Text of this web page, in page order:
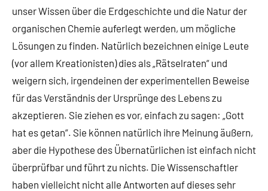
unser Wissen über die Erdgeschichte und die Natur der
organischen Chemie auferlegt werden, um mögliche
Lösungen zu finden. Natürlich bezeichnen einige Leute
(vor allem Kreationisten) dies als „Rätselraten“ und
weigern sich, irgendeinen der experimentellen Beweise
für das Verständnis der Ursprünge des Lebens zu
akzeptieren. Sie ziehen es vor, einfach zu sagen: „Gott
hat es getan“. Sie können natürlich ihre Meinung äußern,
aber die Hypothese des Übernatürlichen ist einfach nicht
überprüfbar und führt zu nichts. Die Wissenschaftler
haben vielleicht nicht alle Antworten auf dieses sehr